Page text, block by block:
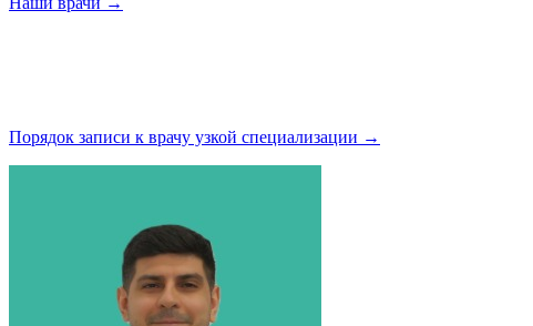
Порядок записи к врачу узкой специализации →